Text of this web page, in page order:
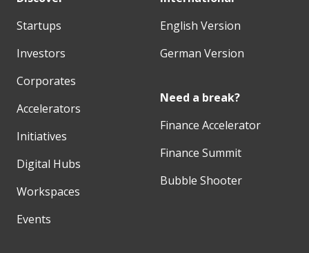
Startups
Investors
Corporates
Accelerators
Initiatives
Digital Hubs
Workspaces
Events
English Version
German Version
Need a break?
Finance Accelerator
Finance Summit
Bubble Shooter